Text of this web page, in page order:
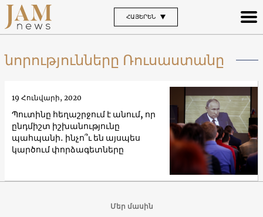
ՀԱՅԵՐԵՆ
նորությունները Ռուսաստանը
Պուտինը հեղաշրջում է անում, որ
ընդմիշտ իշխանությունը
պահպանի․ ինչո՞ւ են այսպես
կարծում փորձագետները
19 Հունվարի, 2020
Մեր մասին